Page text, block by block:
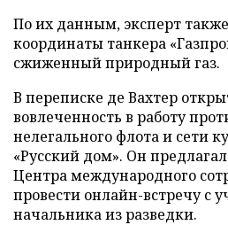
По их данным, эксперт
координаты танкера
сжиженный природный газ.
В переписке де Вахтер
вовлеченность в работу
нелегального флота и сети
«Русский дом». Он
Центра международного
провести онлайн-встречу с
начальника из разведки.